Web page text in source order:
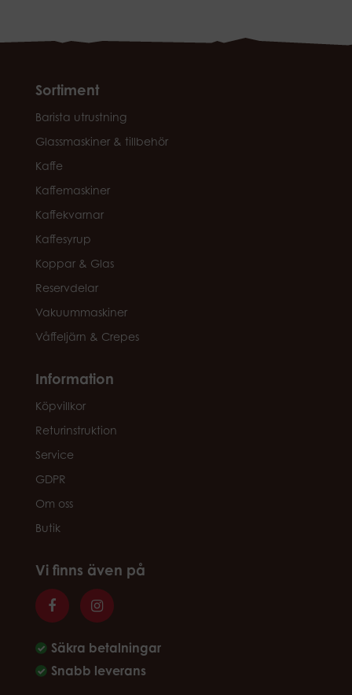
Sortiment
Barista utrustning
Glassmaskiner & tillbehör
Kaffe
Kaffemaskiner
Kaffekvarnar
Kaffesyrup
Koppar & Glas
Reservdelar
Vakuummaskiner
Våffeljärn & Crepes
Information
Köpvillkor
Returinstruktion
Service
GDPR
Om oss
Butik
Vi finns även på
Säkra betalningar
Snabb leverans